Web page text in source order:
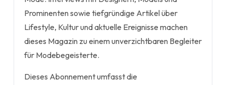
Prominenten sowie tiefgründige Artikel über
Lifestyle, Kultur und aktuelle Ereignisse machen
dieses Magazin zu einem unverzichtbaren Begleiter
für Modebegeisterte.
Dieses Abonnement umfasst die